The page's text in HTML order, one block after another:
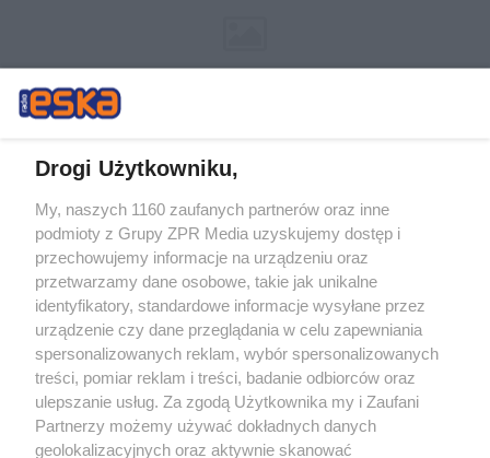
Żaden utwór zamieszczony w serwisie nie może być powielany i
rozpowszechniany lub dalej rozpowszechniany w jakikolwiek sposób (w
tym także elektroniczny lub mechaniczny) na jakimkolwiek polu
eksploatacji w jakiejkolwiek formie, włącznie z umieszczaniem w
Internecie bez pisemnej zgody właściciela praw. Jakiekolwiek użycie lub
wykorzystanie utworów w całości lub w części z naruszeniem prawa,
tzn. bez właściwej zgody, jest zabronione pod groźbą kary i może być
ścigane prawnie.
Drogi Użytkowniku,
My, naszych 1160 zaufanych partnerów oraz inne
podmioty z Grupy ZPR Media uzyskujemy dostęp i
przechowujemy informacje na urządzeniu oraz
przetwarzamy dane osobowe, takie jak unikalne
identyfikatory, standardowe informacje wysyłane przez
urządzenie czy dane przeglądania w celu zapewniania
spersonalizowanych reklam, wybór spersonalizowanych
treści, pomiar reklam i treści, badanie odbiorców oraz
ulepszanie usług. Za zgodą Użytkownika my i Zaufani
Partnerzy możemy używać dokładnych danych
geolokalizacyjnych oraz aktywnie skanować